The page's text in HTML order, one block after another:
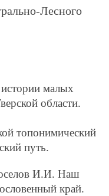
Лесного
малых
области.
топонимический
путь.
И.И. Наш
край.